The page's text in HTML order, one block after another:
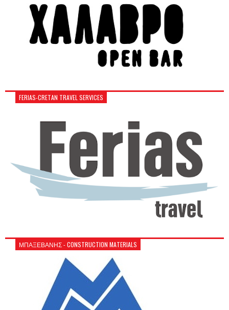
FERIAS-CRETAN TRAVEL SERVICES
ΜΠΑΞΕΒΑΝΗΣ - CONSTRUCTION MATERIALS